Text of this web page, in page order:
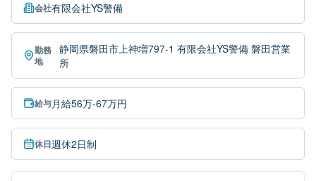
会社有限会社YS警備
勤務
地
静岡県磐田市上神増797-1 有限会社YS警備 磐田営業
所
給与月給56万-67万円
休日週休2日制